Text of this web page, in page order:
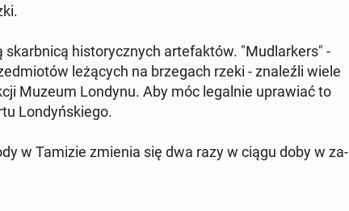
skarb­ni­cą hi­sto­rycz­nych ar­te­fak­tów. "Mu­dlar­kers" -
le­żą­cych na brze­gach rzeki - zna­leź­li wiele
Muzeum Londynu. Aby móc le­gal­nie upra­wiać to
Lon­dyń­skie­go.
w Tamizie zmienia się dwa razy w ciągu doby w za­